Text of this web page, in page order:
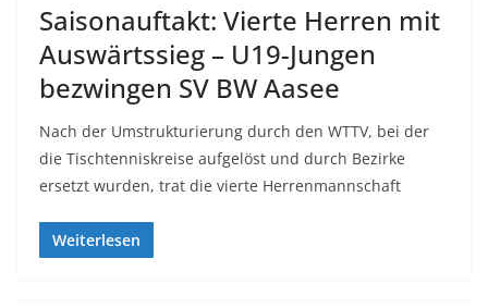
Saisonauftakt: Vierte Herren mit
Auswärtssieg – U19-Jungen
bezwingen SV BW Aasee
Nach der Umstrukturierung durch den WTTV, bei der
die Tischtenniskreise aufgelöst und durch Bezirke
ersetzt wurden, trat die vierte Herrenmannschaft
Weiterlesen